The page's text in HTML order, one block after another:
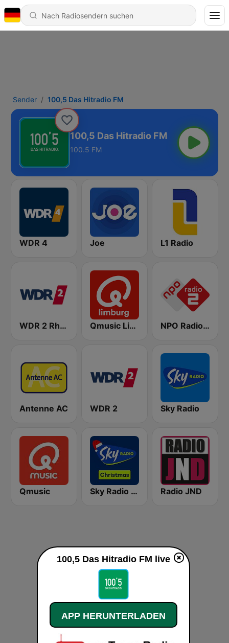
Sender 100,5 Das Hitradio FM
100,5 Das Hitradio FM
100.5 FM
WDR 4 Joe L1 Radio
WDR 2 Rhein und Ruhr Qmusic Limburg NPO Radio 2
Antenne AC WDR 2 Sky Radio
Qmusic Sky Radio Christmas Radio JND
100,5 Das Hitradio FM live
APP HERUNTERLADEN